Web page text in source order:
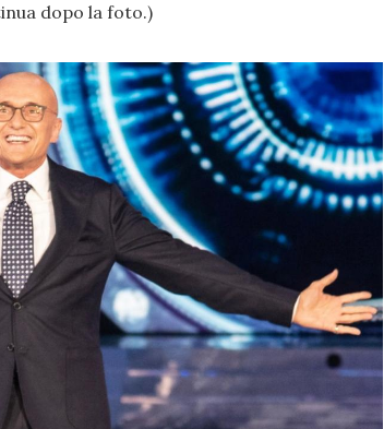
dopo la foto.)